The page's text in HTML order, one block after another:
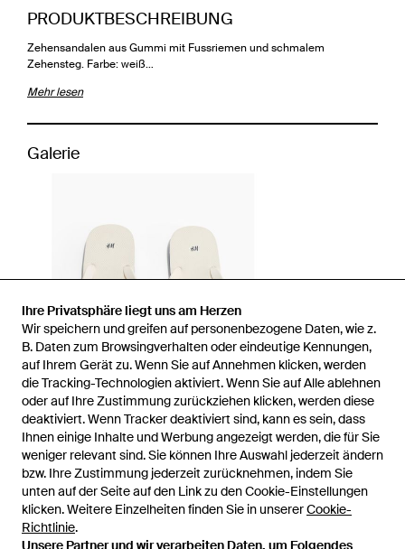
Ihre Privatsphäre liegt uns am Herzen
Wir speichern und greifen auf personenbezogene Daten, wie z.
B. Daten zum Browsingverhalten oder eindeutige Kennungen,
auf Ihrem Gerät zu. Wenn Sie auf Annehmen klicken, werden
die Tracking-Technologien aktiviert. Wenn Sie auf Alle ablehnen
oder auf Ihre Zustimmung zurückziehen klicken, werden diese
deaktiviert. Wenn Tracker deaktiviert sind, kann es sein, dass
Ihnen einige Inhalte und Werbung angezeigt werden, die für Sie
weniger relevant sind. Sie können Ihre Auswahl jederzeit ändern
bzw. Ihre Zustimmung jederzeit zurücknehmen, indem Sie
unten auf der Seite auf den Link zu den Cookie-Einstellungen
klicken. Weitere Einzelheiten finden Sie in unsererCookie-
Richtlinie.
Unsere Partner und wir verarbeiten Daten, um Folgendes
PRODUKTBESCHREIBUNG
Zehensandalen aus Gummi mit Fussriemen und schmalem
Zehensteg. Farbe: weiß…
Mehr lesen
Galerie
1